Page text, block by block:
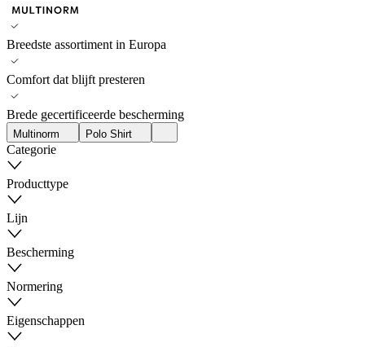
Breedste assortiment in Europa
Comfort dat blijft presteren
Brede gecertificeerde bescherming
Multinorm Polo Shirt
Categorie
Producttype
Lijn
Bescherming
Normering
Eigenschappen